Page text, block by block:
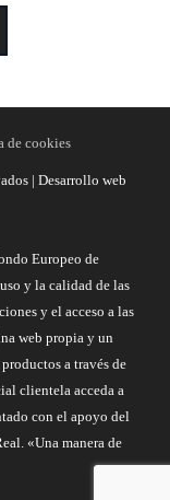
de cookies
| Desarrollo web
Europeo de
y la calidad de las
y el acceso a las
web propia y un
a través de
clientela acceda a
con el apoyo del
«Una manera de